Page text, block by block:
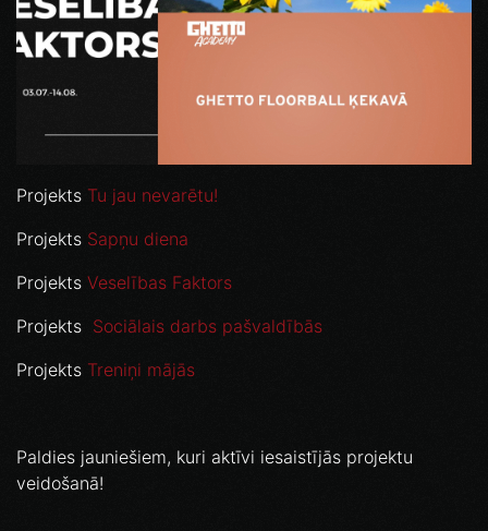
Projekts Tu jau nevarētu!
Projekts Sapņu diena
Projekts Veselības Faktors
Projekts Sociālais darbs pašvaldībās
Projekts Treniņi mājās
Paldies jauniešiem, kuri aktīvi iesaistījās projektu
veidošanā!